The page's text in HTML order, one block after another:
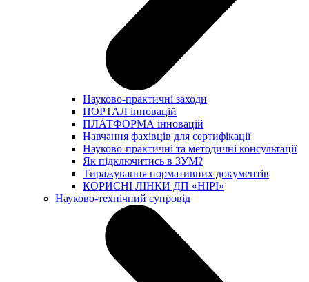
Науково-практичні заходи
ПОРТАЛ інновацій
ПЛАТФОРМА інновацій
Навчання фахівців для сертифікації
Науково-практичні та методичні консультації
Як підключитись в ЗУМ?
Тиражування нормативних документів
КОРИСНІ ЛІНКИ ДП «НІРІ»
Науково-технічний супровід